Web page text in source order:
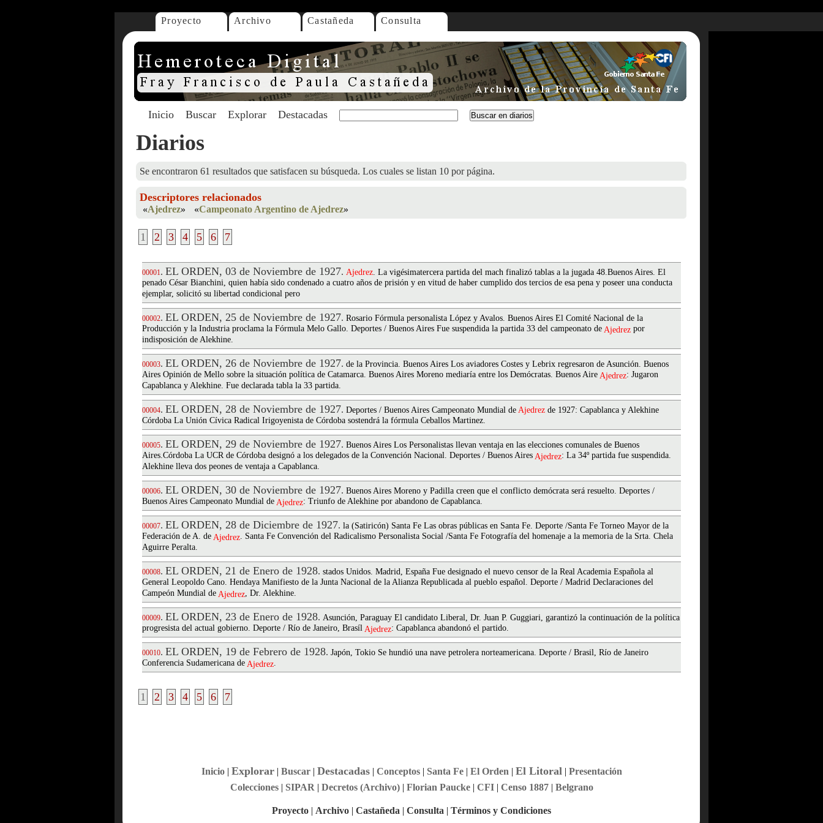
Proyecto Archivo Castañeda Consulta
Inicio Buscar Explorar Destacadas
Diarios
Se encontraron 61 resultados que satisfacen su búsqueda. Los cuales se listan 10 por página.
Descriptores relacionados
«Ajedrez» «Campeonato Argentino de Ajedrez»
1 2 3 4 5 6 7
00001. EL ORDEN, 03 de Noviembre de 1927. Ajedrez. La vigésimatercera partida del mach finalizó tablas a la jugada 48.Buenos Aires. El
penado César Bianchini, quien había sido condenado a cuatro años de prisión y en vitud de haber cumplido dos tercios de esa pena y poseer una conducta
ejemplar, solicitó su libertad condicional pero
00002. EL ORDEN, 25 de Noviembre de 1927. Rosario Fórmula personalista López y Avalos. Buenos Aires El Comité Nacional de la
Producción y la Industria proclama la Fórmula Melo Gallo. Deportes / Buenos Aires Fue suspendida la partida 33 del campeonato de Ajedrez por
indisposición de Alekhine.
00003. EL ORDEN, 26 de Noviembre de 1927. de la Provincia. Buenos Aires Los aviadores Costes y Lebrix regresaron de Asunción. Buenos
Aires Opinión de Mello sobre la situación política de Catamarca. Buenos Aires Moreno mediaría entre los Demócratas. Buenos Aire Ajedrez: Jugaron
Capablanca y Alekhine. Fue declarada tabla la 33 partida.
00004. EL ORDEN, 28 de Noviembre de 1927. Deportes / Buenos Aires Campeonato Mundial de Ajedrez de 1927: Capablanca y Alekhine
Córdoba La Unión Cívica Radical Irigoyenista de Córdoba sostendrá la fórmula Ceballos Martinez.
00005. EL ORDEN, 29 de Noviembre de 1927. Buenos Aires Los Personalistas llevan ventaja en las elecciones comunales de Buenos
Aires.Córdoba La UCR de Córdoba designó a los delegados de la Convención Nacional. Deportes / Buenos Aires Ajedrez: La 34º partida fue suspendida.
Alekhine lleva dos peones de ventaja a Capablanca.
00006. EL ORDEN, 30 de Noviembre de 1927. Buenos Aires Moreno y Padilla creen que el conflicto demócrata será resuelto. Deportes /
Buenos Aires Campeonato Mundial de Ajedrez: Triunfo de Alekhine por abandono de Capablanca.
00007. EL ORDEN, 28 de Diciembre de 1927. la (Satiricón) Santa Fe Las obras públicas en Santa Fe. Deporte /Santa Fe Torneo Mayor de la
Federación de A. de Ajedrez. Santa Fe Convención del Radicalismo Personalista Social /Santa Fe Fotografía del homenaje a la memoria de la Srta. Chela
Aguirre Peralta.
00008. EL ORDEN, 21 de Enero de 1928. stados Unidos. Madrid, España Fue designado el nuevo censor de la Real Academia Española al
General Leopoldo Cano. Hendaya Manifiesto de la Junta Nacional de la Alianza Republicada al pueblo español. Deporte / Madrid Declaraciones del
Campeón Mundial de Ajedrez, Dr. Alekhine.
00009. EL ORDEN, 23 de Enero de 1928. Asunción, Paraguay El candidato Liberal, Dr. Juan P. Guggiari, garantizó la continuación de la política
progresista del actual gobierno. Deporte / Río de Janeiro, Brasíl Ajedrez: Capablanca abandonó el partido.
00010. EL ORDEN, 19 de Febrero de 1928. Japón, Tokio Se hundió una nave petrolera norteamericana. Deporte / Brasil, Río de Janeiro
Conferencia Sudamericana de Ajedrez.
1 2 3 4 5 6 7
Inicio| Explorar| Buscar| Destacadas| Conceptos| Santa Fe| El Orden | El Litoral | Presentación
Colecciones| SIPAR | Decretos (Archivo)| Florian Paucke| CFI| Censo 1887| Belgrano
Proyecto | Archivo | Castañeda | Consulta | Términos y Condiciones